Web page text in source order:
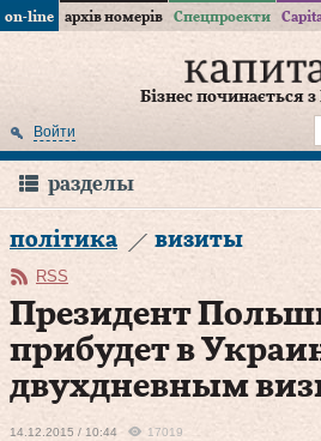
on-line архів номерів Спецпроекти
Бізнес починається
Войти
разделы
політика визиты
RSS
Президент
прибудет в
двухдневным
14.12.2015 / 10:44 17019